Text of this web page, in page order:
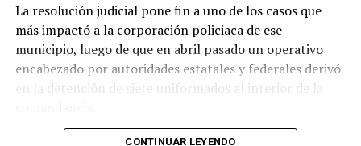
levantamiento de indicios por parte de las autoridades.
Posteriormente, el tránsito fue restablecido de manera
normal.
La resolución judicial pone fin a uno de los casos que
más impactó a la corporación policiaca de ese
municipio, luego de que en abril pasado un operativo
encabezado por autoridades estatales y federales derivó
en la detención de siete uniformados al interior de la
CONTINUAR LEYENDO